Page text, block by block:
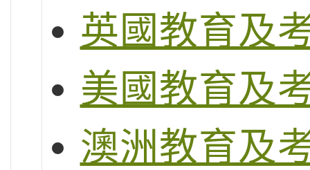
英國教育及
美國教育及
澳洲教育及